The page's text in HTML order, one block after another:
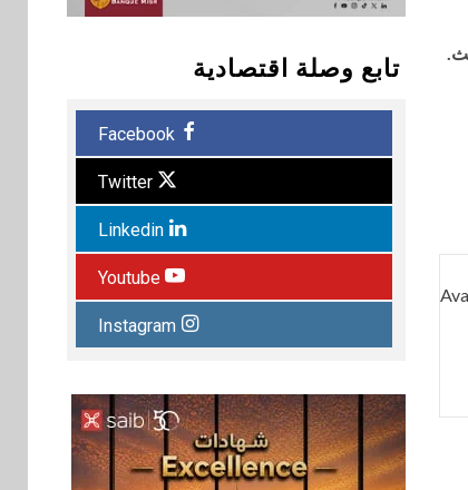
تابع وصلة اقتصادية
Facebook
Twitter
Linkedin
Youtube
Instagram